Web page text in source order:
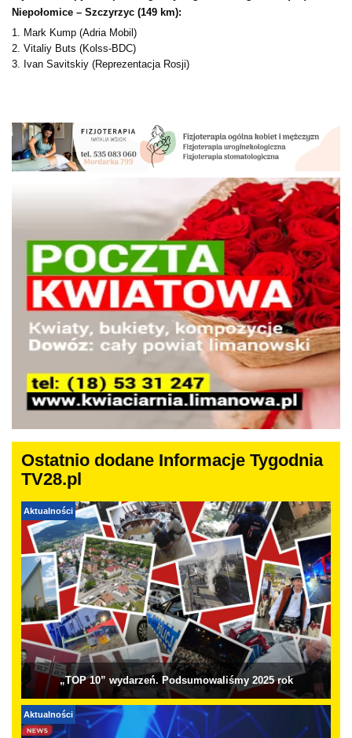
Niepołomice – Szczyrzyc (149 km):
1. Mark Kump (Adria Mobil)
2. Vitaliy Buts (Kolss-BDC)
3. Ivan Savitskiy (Reprezentacja Rosji)
Ostatnio dodane Informacje Tygodnia
TV28.pl
Aktualności
„TOP 10” wydarzeń. Podsumowaliśmy 2025 rok
Aktualności